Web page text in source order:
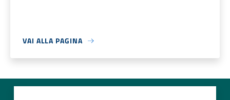
VAI ALLA PAGINA